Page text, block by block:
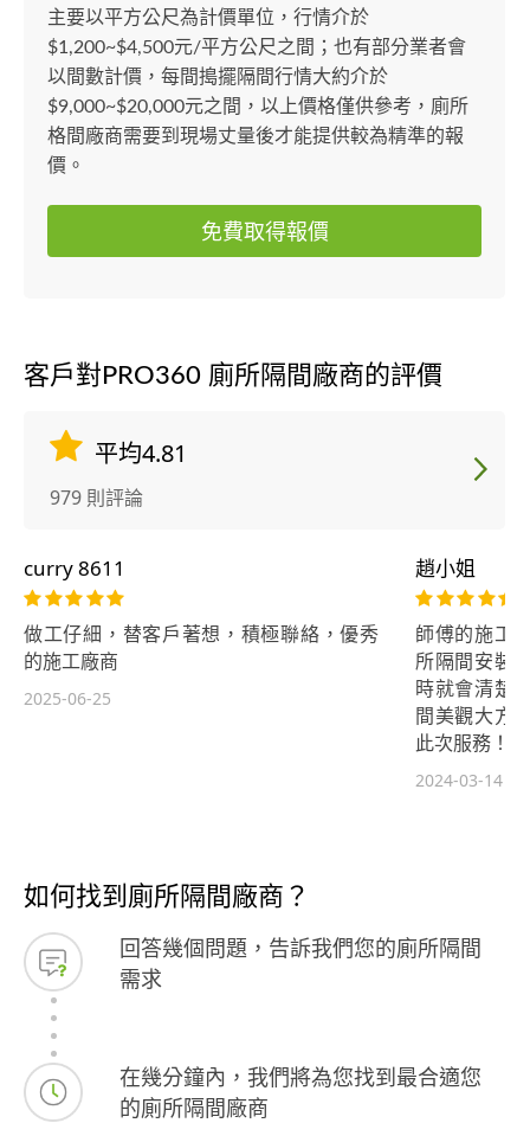
主要以平方公尺為計價單位，行情介於
$1,200~$4,500元/平方公尺之間；也有部分業者會
以間數計價，每間搗擺隔間行情大約介於
$9,000~$20,000元之間，以上價格僅供參考，廁所
格間廠商需要到現場丈量後才能提供較為精準的報
價。
免費取得報價
客戶對PRO360 廁所隔間廠商的評價
平均4.81
979 則評論
curry 8611
做工仔細，替客戶著想，積極聯絡，優秀
的施工廠商
2025-06-25
趙小姐
師傅的施工
所隔間安裝
時就會清楚
間美觀大方
此次服務！
2024-03-14
如何找到廁所隔間廠商？
回答幾個問題，告訴我們您的廁所隔間
需求
在幾分鐘內，我們將為您找到最合適您
的廁所隔間廠商